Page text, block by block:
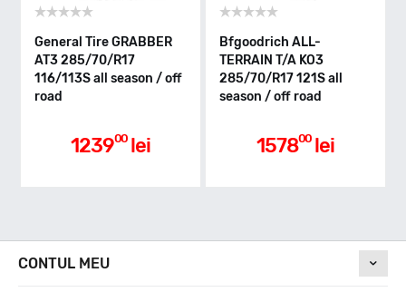
E
Aderenta pe carosabil ud
Nivel de zgomot
General Tire GRABBER
AT3 285/70/R17
116/113S all season / off
road
123900 lei
Bfgoodrich ALL-
TERRAIN T/A KO3
285/70/R17 121S all
season / off road
157800 lei
CONTUL MEU